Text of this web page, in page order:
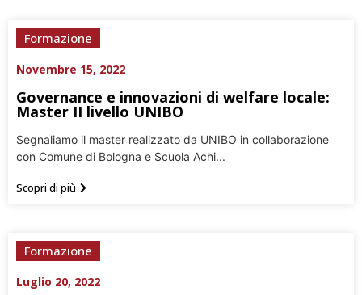
Formazione
Novembre 15, 2022
Governance e innovazioni di welfare locale:
Master II livello UNIBO
Segnaliamo il master realizzato da UNIBO in collaborazione
con Comune di Bologna e Scuola Achi...
Scopri di più
Formazione
Luglio 20, 2022